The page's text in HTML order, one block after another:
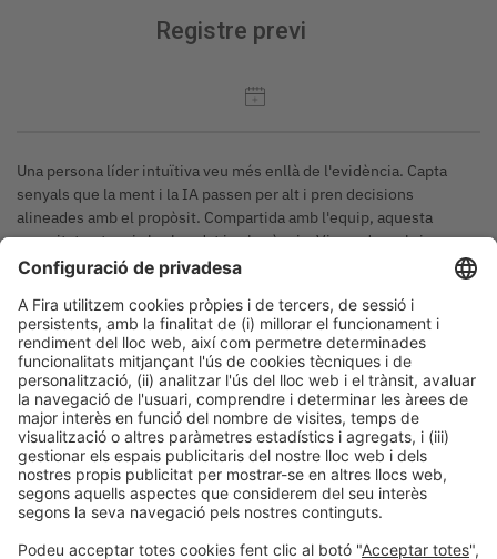
Registre previ
Una persona líder intuïtiva veu més enllà de l'evidència. Capta
senyals que la ment i la IA passen per alt i pren decisions
alineades amb el propòsit. Compartida amb l'equip, aquesta
capacitat potencia la claredat i coherència. Vine a descobrir
aquesta nova generació de líders.
Inscripció:https://forms.gle/dA8M2eWSoG89SK3fA
Ponents
PONENT
Marina Camins Saigi